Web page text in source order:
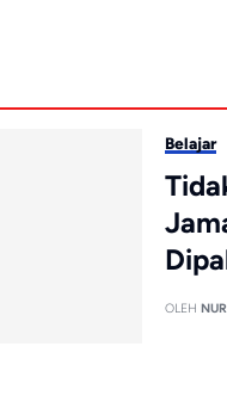
Belajar
OLEH